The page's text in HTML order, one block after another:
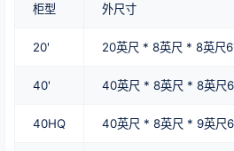
柜型 外尺寸
20' 20英尺 * 8英尺 * 8英尺
40' 40英尺 * 8英尺 * 8英尺
40HQ 40英尺 * 8英尺 * 9英尺